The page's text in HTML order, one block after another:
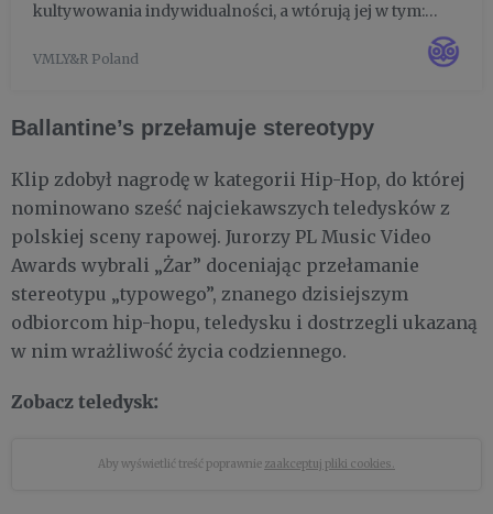
kultywowania indywidualności, a wtórują jej w tym:
najbardziej wyrazistych artystek sceny muzycznej -
VMLY&R Poland
Ballantine’s przełamuje stereotypy
Klip zdobył nagrodę w kategorii Hip-Hop, do której
nominowano sześć najciekawszych teledysków z
polskiej sceny rapowej. Jurorzy PL Music Video
Awards wybrali „Żar” doceniając przełamanie
stereotypu „typowego”, znanego dzisiejszym
odbiorcom hip-hopu, teledysku i dostrzegli ukazaną
w nim wrażliwość życia codziennego.
Zobacz teledysk:
Aby wyświetlić treść poprawnie zaakceptuj pliki cookies.